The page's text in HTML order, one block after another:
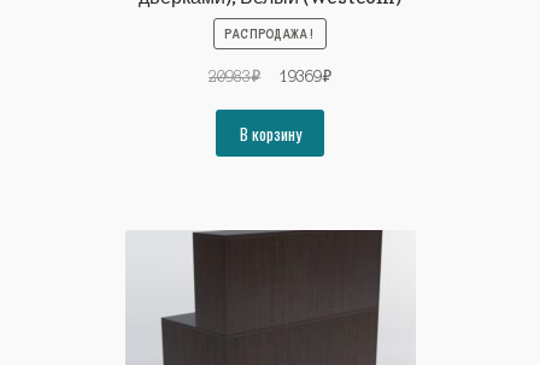
РАСПРОДАЖА!
20983₽
Первоначальная
составляла
20983₽.
19369₽Текущая
В корзину